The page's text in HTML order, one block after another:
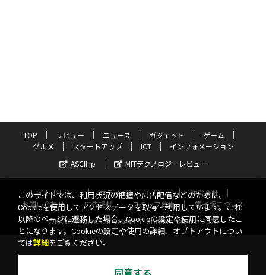
TOP レビュー ニュース ガジェット
ゲーム
グルメ
スタートアップ ICT
インフォメーション
ASCII.jp
MITテクノロジーレビュー
サイトポリシー プライバシーポリシー
運営会社
お問い合わせ
広告掲載 スタッフ募集
電子版について
©KADOKAWA ASCII Research Laboratories, Inc. 2026
このサイトでは、利用状況の把握や広告配信などのために、
Cookieを使用してアクセスデータを取得・利用しています。これ
以降のページに遷移した場合、Cookieの設定や使用に同意したこ
とになります。Cookieの設定や使用の詳細、オプトアウトについ
ては詳細 をご覧ください。